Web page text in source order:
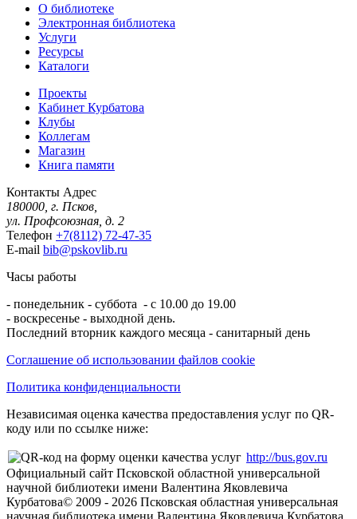
О библиотеке
Электронная библиотека
Услуги
Ресурсы
Каталоги
Проекты
Кабинет Курбатова
Клубы
Коллегам
Магазин
Книга памяти
Контакты Адрес
180000, г. Псков,
ул. Профсоюзная, д. 2
Телефон +7(8112) 72-47-35
E-mail bib@pskovlib.ru
Часы работы
- понедельник - суббота - с 10.00 до 19.00
- воскресенье - выходной день.
Последний вторник каждого месяца - санитарный день
Соглашение об использовании файлов cookie
Политика конфиденциальности
Независимая оценка качества предоставления услуг по QR-
коду или по ссылке ниже:
http://bus.gov.ru
Официальный сайт Псковской областной универсальной
научной библиотеки имени Валентина Яковлевича
Курбатова© 2009 - 2026 Псковская областная универсальная
научная библиотека имени Валентина Яковлевича Курбатова